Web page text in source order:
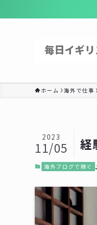
ホーム 海外で仕事
経
2023
11/05
海外ブログで稼ぐ